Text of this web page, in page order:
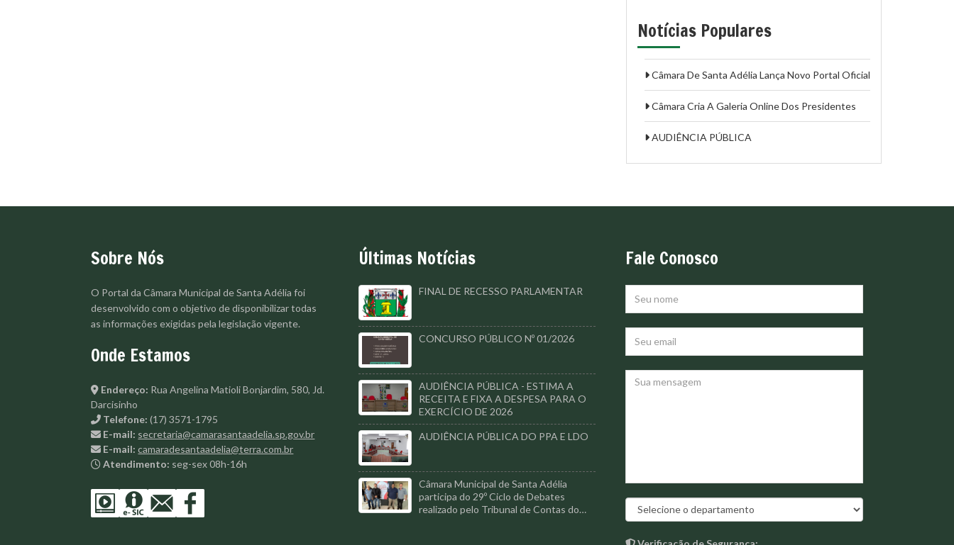
Notícias Populares
Câmara De Santa Adélia Lança Novo Portal Oficial
Câmara Cria A Galeria Online Dos Presidentes
AUDIÊNCIA PÚBLICA
Sobre Nós
O Portal da Câmara Municipal de Santa Adélia foi
desenvolvido com o objetivo de disponibilizar todas
as informações exigidas pela legislação vigente.
Onde Estamos
Endereço: Rua Angelina Matioli Bonjardim, 580, Jd.
Darcisinho
Telefone: (17) 3571-1795
E-mail: secretaria@camarasantaadelia.sp.gov.br
E-mail: camaradesantaadelia@terra.com.br
Atendimento: seg-sex 08h-16h
Últimas Notícias
FINAL DE RECESSO PARLAMENTAR
CONCURSO PÚBLICO Nº 01/2026
AUDIÊNCIA PÚBLICA - ESTIMA A
RECEITA E FIXA A DESPESA PARA O
EXERCÍCIO DE 2026
AUDIÊNCIA PÚBLICA DO PPA E LDO
Câmara Municipal de Santa Adélia
participa do 29º Ciclo de Debates
realizado pelo Tribunal de Contas do
Fale Conosco